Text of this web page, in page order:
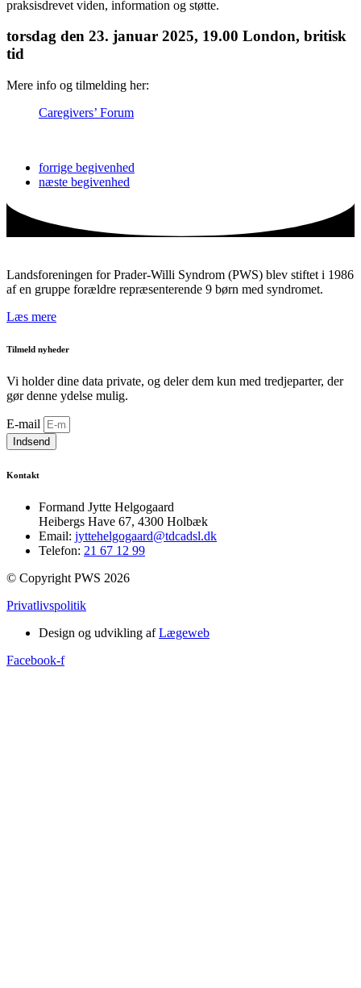
praksisdrevet viden, information og støtte.
torsdag den 23. januar 2025, 19.00 London, britisk
tid
Mere info og tilmelding her:
Caregivers’ Forum
forrige begivenhed
næste begivenhed
Landsforeningen for Prader-Willi Syndrom (PWS) blev stiftet i 1986
af en gruppe forældre repræsenterende 9 børn med syndromet.
Læs mere
Tilmeld nyheder
Vi holder dine data private, og deler dem kun med tredjeparter, der
gør denne ydelse mulig.
E-mail
Indsend
Kontakt
Formand Jytte Helgogaard
Heibergs Have 67, 4300 Holbæk
Email: jyttehelgogaard@tdcadsl.dk
Telefon: 21 67 12 99
© Copyright PWS 2026
Privatlivspolitik
Design og udvikling afLægeweb
Facebook-f